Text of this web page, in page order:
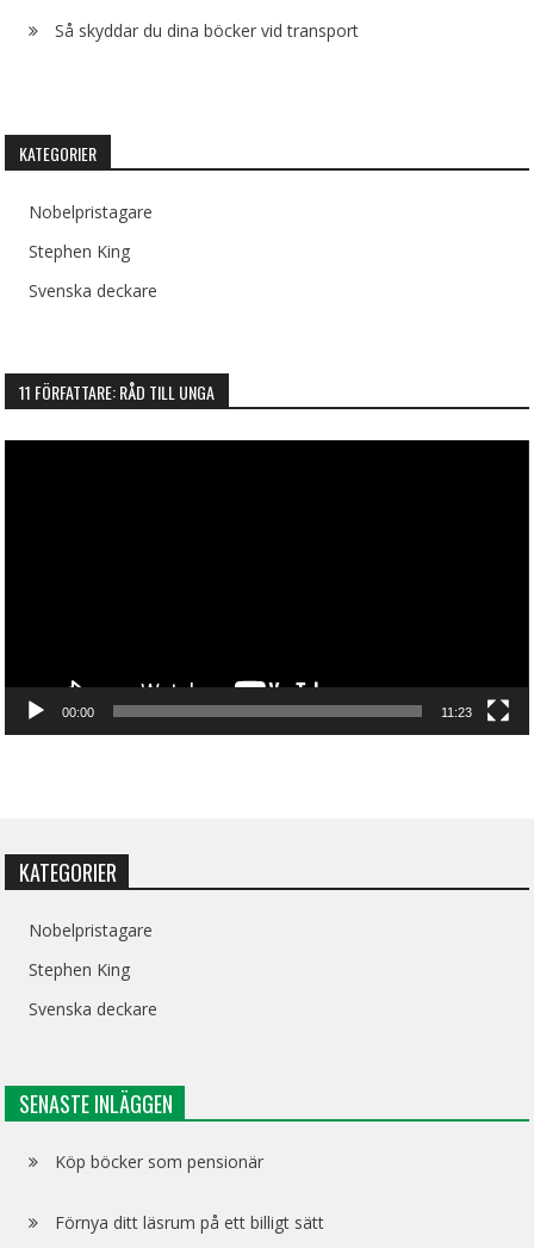
Så skyddar du dina böcker vid transport
KATEGORIER
Nobelpristagare
Stephen King
Svenska deckare
11 FÖRFATTARE: RÅD TILL UNGA
00:00 11:23
KATEGORIER
Nobelpristagare
Stephen King
Svenska deckare
SENASTE INLÄGGEN
Köp böcker som pensionär
Förnya ditt läsrum på ett billigt sätt